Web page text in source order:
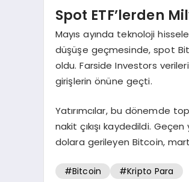
Spot ETF’lerden
Mayıs ayında teknoloji
düşüşe geçmesinde, spot
oldu. Farside Investors
girişlerin önüne geçti.
Yatırımcılar, bu dönemde
nakit çıkışı kaydedildi.
dolara gerileyen Bitcoin,
#Bitcoin #Kripto Para